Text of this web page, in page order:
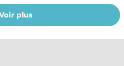
plus